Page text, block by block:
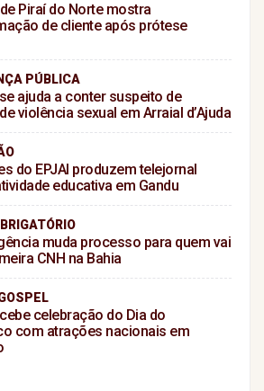
Piraí do Norte mostra
de cliente após prótese
PÚBLICA
ajuda a conter suspeito de
violência sexual em Arraial d’Ajuda
do EPJAI produzem telejornal
educativa em Gandu
muda processo para quem vai
CNH na Bahia
celebração do Dia do
com atrações nacionais em